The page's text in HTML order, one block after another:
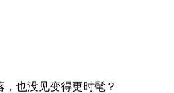
也没见变得更时髦？